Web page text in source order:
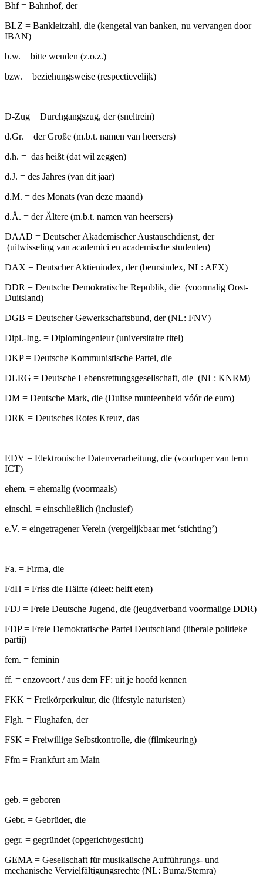
Bhf = Bahnhof, der
BLZ = Bankleitzahl, die (kengetal van banken, nu vervangen door
IBAN)
b.w. = bitte wenden (z.o.z.)
bzw. = beziehungsweise (respectievelijk)
D-Zug = Durchgangszug, der (sneltrein)
d.Gr. = der Große (m.b.t. namen van heersers)
d.h. = das heißt (dat wil zeggen)
d.J. = des Jahres (van dit jaar)
d.M. = des Monats (van deze maand)
d.Ä. = der Ältere (m.b.t. namen van heersers)
DAAD = Deutscher Akademischer Austauschdienst, der
(uitwisseling van academici en academische studenten)
DAX = Deutscher Aktienindex, der (beursindex, NL: AEX)
DDR = Deutsche Demokratische Republik, die (voormalig Oost-
Duitsland)
DGB = Deutscher Gewerkschaftsbund, der (NL: FNV)
Dipl.-Ing. = Diplomingenieur (universitaire titel)
DKP = Deutsche Kommunistische Partei, die
DLRG = Deutsche Lebensrettungsgesellschaft, die (NL: KNRM)
DM = Deutsche Mark, die (Duitse munteenheid vóór de euro)
DRK = Deutsches Rotes Kreuz, das
EDV = Elektronische Datenverarbeitung, die (voorloper van term
ICT)
ehem. = ehemalig (voormaals)
einschl. = einschließlich (inclusief)
e.V. = eingetragener Verein (vergelijkbaar met ‘stichting’)
Fa. = Firma, die
FdH = Friss die Hälfte (dieet: helft eten)
FDJ = Freie Deutsche Jugend, die (jeugdverband voormalige DDR)
FDP = Freie Demokratische Partei Deutschland (liberale politieke
partij)
fem. = feminin
ff. = enzovoort / aus dem FF: uit je hoofd kennen
FKK = Freikörperkultur, die (lifestyle naturisten)
Flgh. = Flughafen, der
FSK = Freiwillige Selbstkontrolle, die (filmkeuring)
Ffm = Frankfurt am Main
geb. = geboren
Gebr. = Gebrüder, die
gegr. = gegründet (opgericht/gesticht)
GEMA = Gesellschaft für musikalische Aufführungs- und
mechanische Vervielfältigungsrechte (NL: Buma/Stemra)